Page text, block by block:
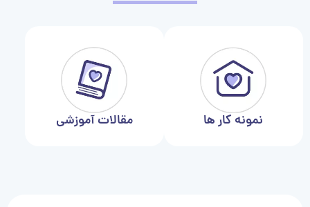
نمونه کار ها مقالات آموزشی